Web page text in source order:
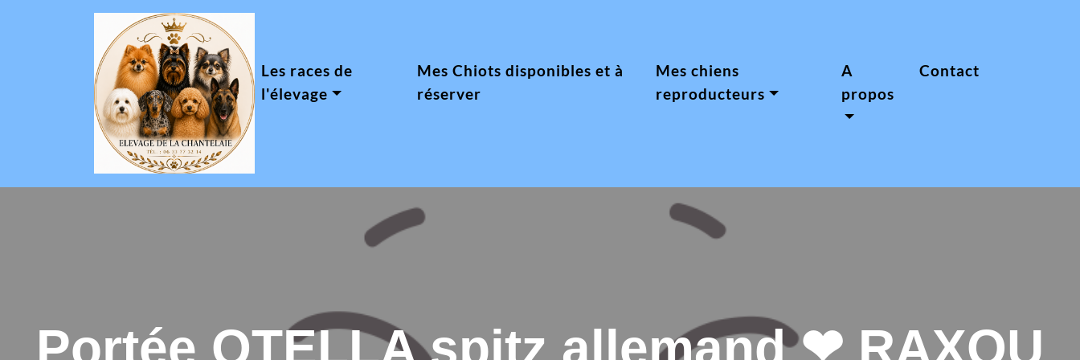
Les races de
l'élevage
Mes Chiots disponibles et à
réserver
Mes chiens
reproducteurs
A
propos
Contact
Portée OTELLA spitz allemand ❤ RAXOU